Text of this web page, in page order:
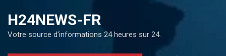
H24NEWS-FR
Votre source d'informations 24 heures sur 24.